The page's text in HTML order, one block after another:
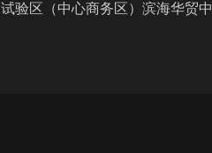
验区（中心商务区）滨海华贸中